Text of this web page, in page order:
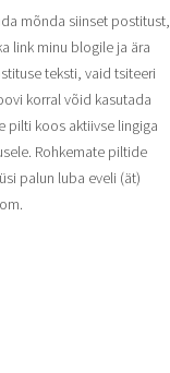
mõnda siinset postitust,
link minu blogile ja ära
teksti, vaid tsiteeri
korral võid kasutada
pilti koos aktiivse lingiga
Rohkemate piltide
palun luba eveli (ät)